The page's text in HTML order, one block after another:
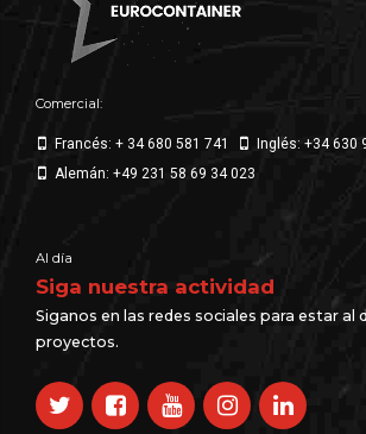
Comercial:
Francés: + 34 680 581 741
Inglés: +34 630
Alemán: +49 231 58 69 34 023
Al día
Siga nuestra actividad
Siganos en las redes sociales para estar al
proyectos.